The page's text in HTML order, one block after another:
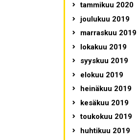
tammikuu 2020
joulukuu 2019
marraskuu 2019
lokakuu 2019
syyskuu 2019
elokuu 2019
heinäkuu 2019
kesäkuu 2019
toukokuu 2019
huhtikuu 2019